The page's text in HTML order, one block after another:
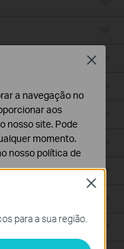
para a sua região.
Close
a navegação no
aos
nosso site. Pode
momento.
nosso política de
do
nos seus
Close